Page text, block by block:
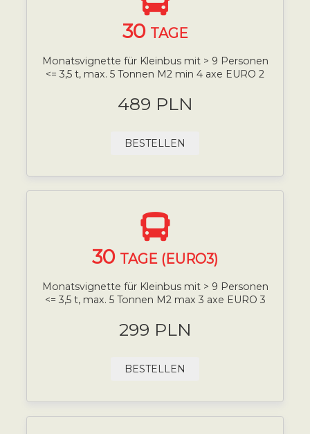
30 TAGE
Monatsvignette für Kleinbus mit > 9 Personen
<= 3,5 t, max. 5 Tonnen M2 min 4 axe EURO 2
489 PLN
BESTELLEN
30 TAGE (EURO3)
Monatsvignette für Kleinbus mit > 9 Personen
<= 3,5 t, max. 5 Tonnen M2 max 3 axe EURO 3
299 PLN
BESTELLEN